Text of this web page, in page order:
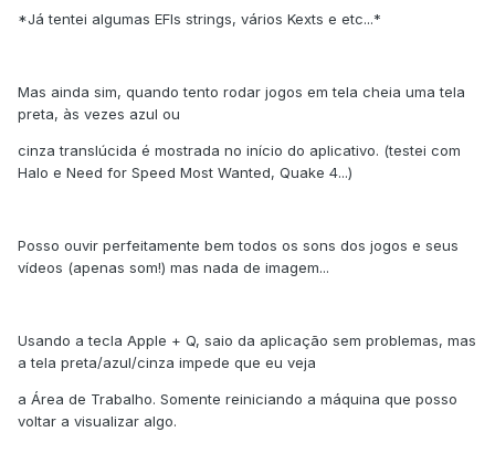
*Já tentei algumas EFIs strings, vários Kexts e etc...*
Mas ainda sim, quando tento rodar jogos em tela cheia uma tela
preta, às vezes azul ou
cinza translúcida é mostrada no início do aplicativo. (testei com
Halo e Need for Speed Most Wanted, Quake 4...)
Posso ouvir perfeitamente bem todos os sons dos jogos e seus
vídeos (apenas som!) mas nada de imagem...
Usando a tecla Apple + Q, saio da aplicação sem problemas, mas
a tela preta/azul/cinza impede que eu veja
a Área de Trabalho. Somente reiniciando a máquina que posso
voltar a visualizar algo.